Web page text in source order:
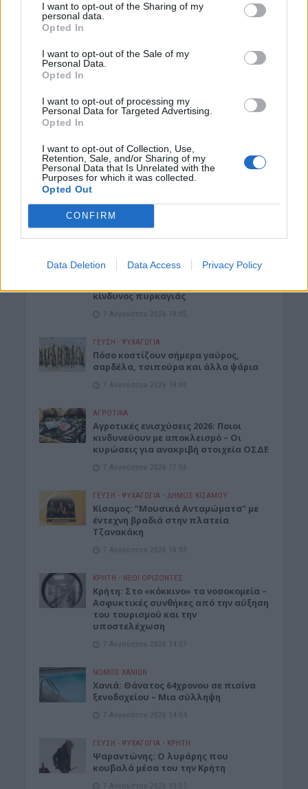
I want to opt-out of the Sharing of my
personal data.
Opted In
I want to opt-out of the Sale of my
Personal Data.
Opted In
I want to opt-out of processing my
Personal Data for Targeted Advertising.
Opted In
I want to opt-out of Collection, Use,
Retention, Sale, and/or Sharing of my
Personal Data that Is Unrelated with the
Purposes for which it was collected.
Opted Out
CONFIRM
Data Deletion Data Access Privacy Policy
ΓΕΎΣΗ - ΨΥΧΑΓΩΓΊΑ
παραγγέλνουμε
7 Αυγούστου 2026 21:13
«Στέρεψε» η αγορά από πινακίδες
κυκλοφορίας: Χιλιάδες αυτοκίνητα
7 Αυγούστου 2026 21:07
ΚΡΗΤΗ • ΝΕΟΙ ΟΡΙΖΟΝΤΕΣ • ΠΑΙΔΕΙΑ - ΕΚΠΑΙΔΕΥΣΗ
επίδομα σε περισσότερους από 1.600
φοιτητές του Πανεπιστημίου Κρήτης
7 Αυγούστου 2026 21:03
ΚΡΗΤΗ
Κρήτη: Σε “πορτοκαλί” συναγερμό
κίνδυνος πυρκαγιάς
7 Αυγούστου 2026 18:05
ΓΕΎΣΗ - ΨΥΧΑΓΩΓΊΑ
Πόσο κοστίζουν σήμερα γαύρος,
σαρδέλα, τσιπούρα και άλλα ψάρια
7 Αυγούστου 2026 18:00
ΑΓΡΟΤΙΚΑ
Αγροτικές ενισχύσεις 2026: Ποιοι
κινδυνεύουν με αποκλεισμό – Οι
κυρώσεις για ανακριβή στοιχεία ΟΣΔΕ
7 Αυγούστου 2026 17:56
ΓΕΎΣΗ - ΨΥΧΑΓΩΓΊΑ • ΔΉΜΟΣ ΚΙΣΆΜΟΥ
Κίσαμος: “Μουσικά Ανταμώματα” με
έντεχνη βραδιά στην πλατεία
Τζανακάκη
7 Αυγούστου 2026 16:03
ΚΡΗΤΗ • ΝΕΟΙ ΟΡΙΖΟΝΤΕΣ
Κρήτη: Στο «κόκκινο» τα νοσοκομεία –
Ασφυκτικές συνθήκες από την αύξηση
του τουρισμού και την
υποστελέχωση
7 Αυγούστου 2026 14:57
ΝΟΜΌΣ ΧΑΝΊΩΝ
Χανιά: Θάνατος 64χρονου σε πισίνα
ξενοδοχείου – Μια σύλληψη
7 Αυγούστου 2026 14:54
ΓΕΎΣΗ - ΨΥΧΑΓΩΓΊΑ • ΚΡΗΤΗ
Ψαραντώνης: Ο λυράρης που
κουβαλά μέσα του την Κρήτη
7 Αυγούστου 2026 13:51